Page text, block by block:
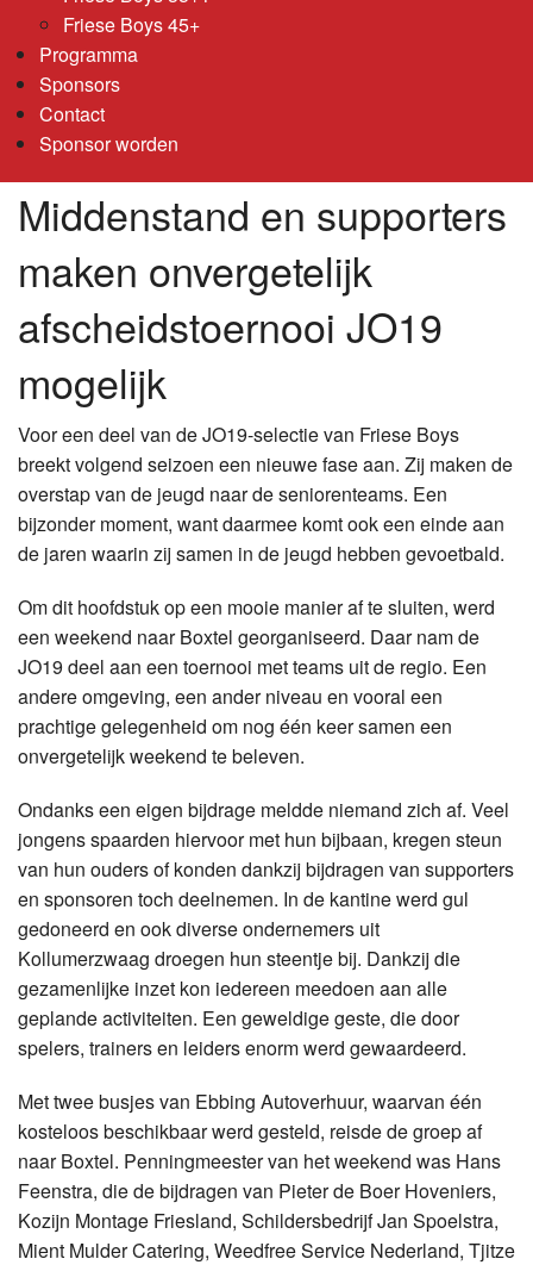
Friese Boys 45+
Programma
Sponsors
Contact
Sponsor worden
Middenstand en supporters
maken onvergetelijk
afscheidstoernooi JO19
mogelijk
Voor een deel van de JO19-selectie van Friese Boys
breekt volgend seizoen een nieuwe fase aan. Zij maken de
overstap van de jeugd naar de seniorenteams. Een
bijzonder moment, want daarmee komt ook een einde aan
de jaren waarin zij samen in de jeugd hebben gevoetbald.
Om dit hoofdstuk op een mooie manier af te sluiten, werd
een weekend naar Boxtel georganiseerd. Daar nam de
JO19 deel aan een toernooi met teams uit de regio. Een
andere omgeving, een ander niveau en vooral een
prachtige gelegenheid om nog één keer samen een
onvergetelijk weekend te beleven.
Ondanks een eigen bijdrage meldde niemand zich af. Veel
jongens spaarden hiervoor met hun bijbaan, kregen steun
van hun ouders of konden dankzij bijdragen van supporters
en sponsoren toch deelnemen. In de kantine werd gul
gedoneerd en ook diverse ondernemers uit
Kollumerzwaag droegen hun steentje bij. Dankzij die
gezamenlijke inzet kon iedereen meedoen aan alle
geplande activiteiten. Een geweldige geste, die door
spelers, trainers en leiders enorm werd gewaardeerd.
Met twee busjes van Ebbing Autoverhuur, waarvan één
kosteloos beschikbaar werd gesteld, reisde de groep af
naar Boxtel. Penningmeester van het weekend was Hans
Feenstra, die de bijdragen van Pieter de Boer Hoveniers,
Kozijn Montage Friesland, Schildersbedrijf Jan Spoelstra,
Mient Mulder Catering, Weedfree Service Nederland, Tjitze